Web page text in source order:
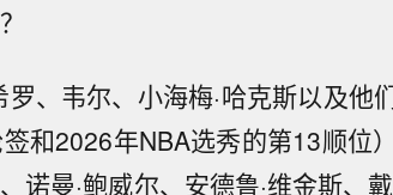
、韦尔、小海梅·哈克斯以及他
和2026年NBA选秀的第13顺位
诺曼·鲍威尔、安德鲁·维金斯、